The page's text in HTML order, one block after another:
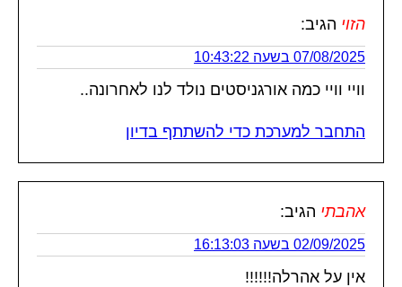
הזוי הגיב:
07/08/2025 בשעה 10:43:22
וויי וויי כמה אורגניסטים נולד לנו לאחרונה..
התחבר למערכת כדי להשתתף בדיון
אהבתי הגיב:
02/09/2025 בשעה 16:13:03
אין על אהרלה!!!!!!